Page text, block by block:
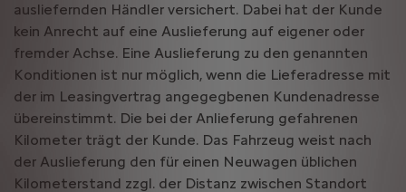
ausliefernden Händler versichert. Dabei hat der Kunde
kein Anrecht auf eine Auslieferung auf eigener oder
fremder Achse. Eine Auslieferung zu den genannten
Konditionen ist nur möglich, wenn die Lieferadresse mit
der im Leasingvertrag angegegbenen Kundenadresse
übereinstimmt. Die bei der Anlieferung gefahrenen
Kilometer trägt der Kunde. Das Fahrzeug weist nach
der Auslieferung den für einen Neuwagen üblichen
Kilometerstand zzgl. der Distanz zwischen Standort